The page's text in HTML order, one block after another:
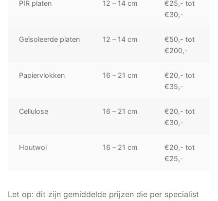
PIR platen 12 – 14 cm
€25,- tot
€30,-
Geïsoleerde platen 12 – 14 cm
€50,- tot
€200,-
Papiervlokken 16 – 21 cm
€20,- tot
€35,-
Cellulose 16 – 21 cm
€20,- tot
€30,-
Houtwol 16 – 21 cm
€20,- tot
€25,-
Let op: dit zijn gemiddelde prijzen die per specialist